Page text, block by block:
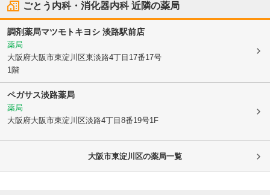
ごとう内科・消化器内科近隣の薬局
調剤薬局マツモトキヨシ 淡路駅前店
薬局
大阪府大阪市東淀川区東淡路4丁目17番17号
1階
ペガサス淡路薬局
薬局
大阪府大阪市東淀川区淡路4丁目8番19号1F
大阪市東淀川区の薬局一覧